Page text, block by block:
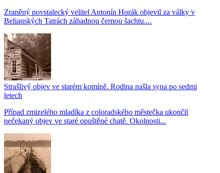
Zraněný povstalecký velitel Antonín Horák objevil za války v
Belianských Tatrách záhadnou černou šachtu....
Strašlivý objev ve starém komíně. Rodina našla syna po sedmi
letech
Případ zmizelého mladíka z coloradského městečka ukončil
nečekaný objev ve staré opuštěné chatě. Okolnosti...